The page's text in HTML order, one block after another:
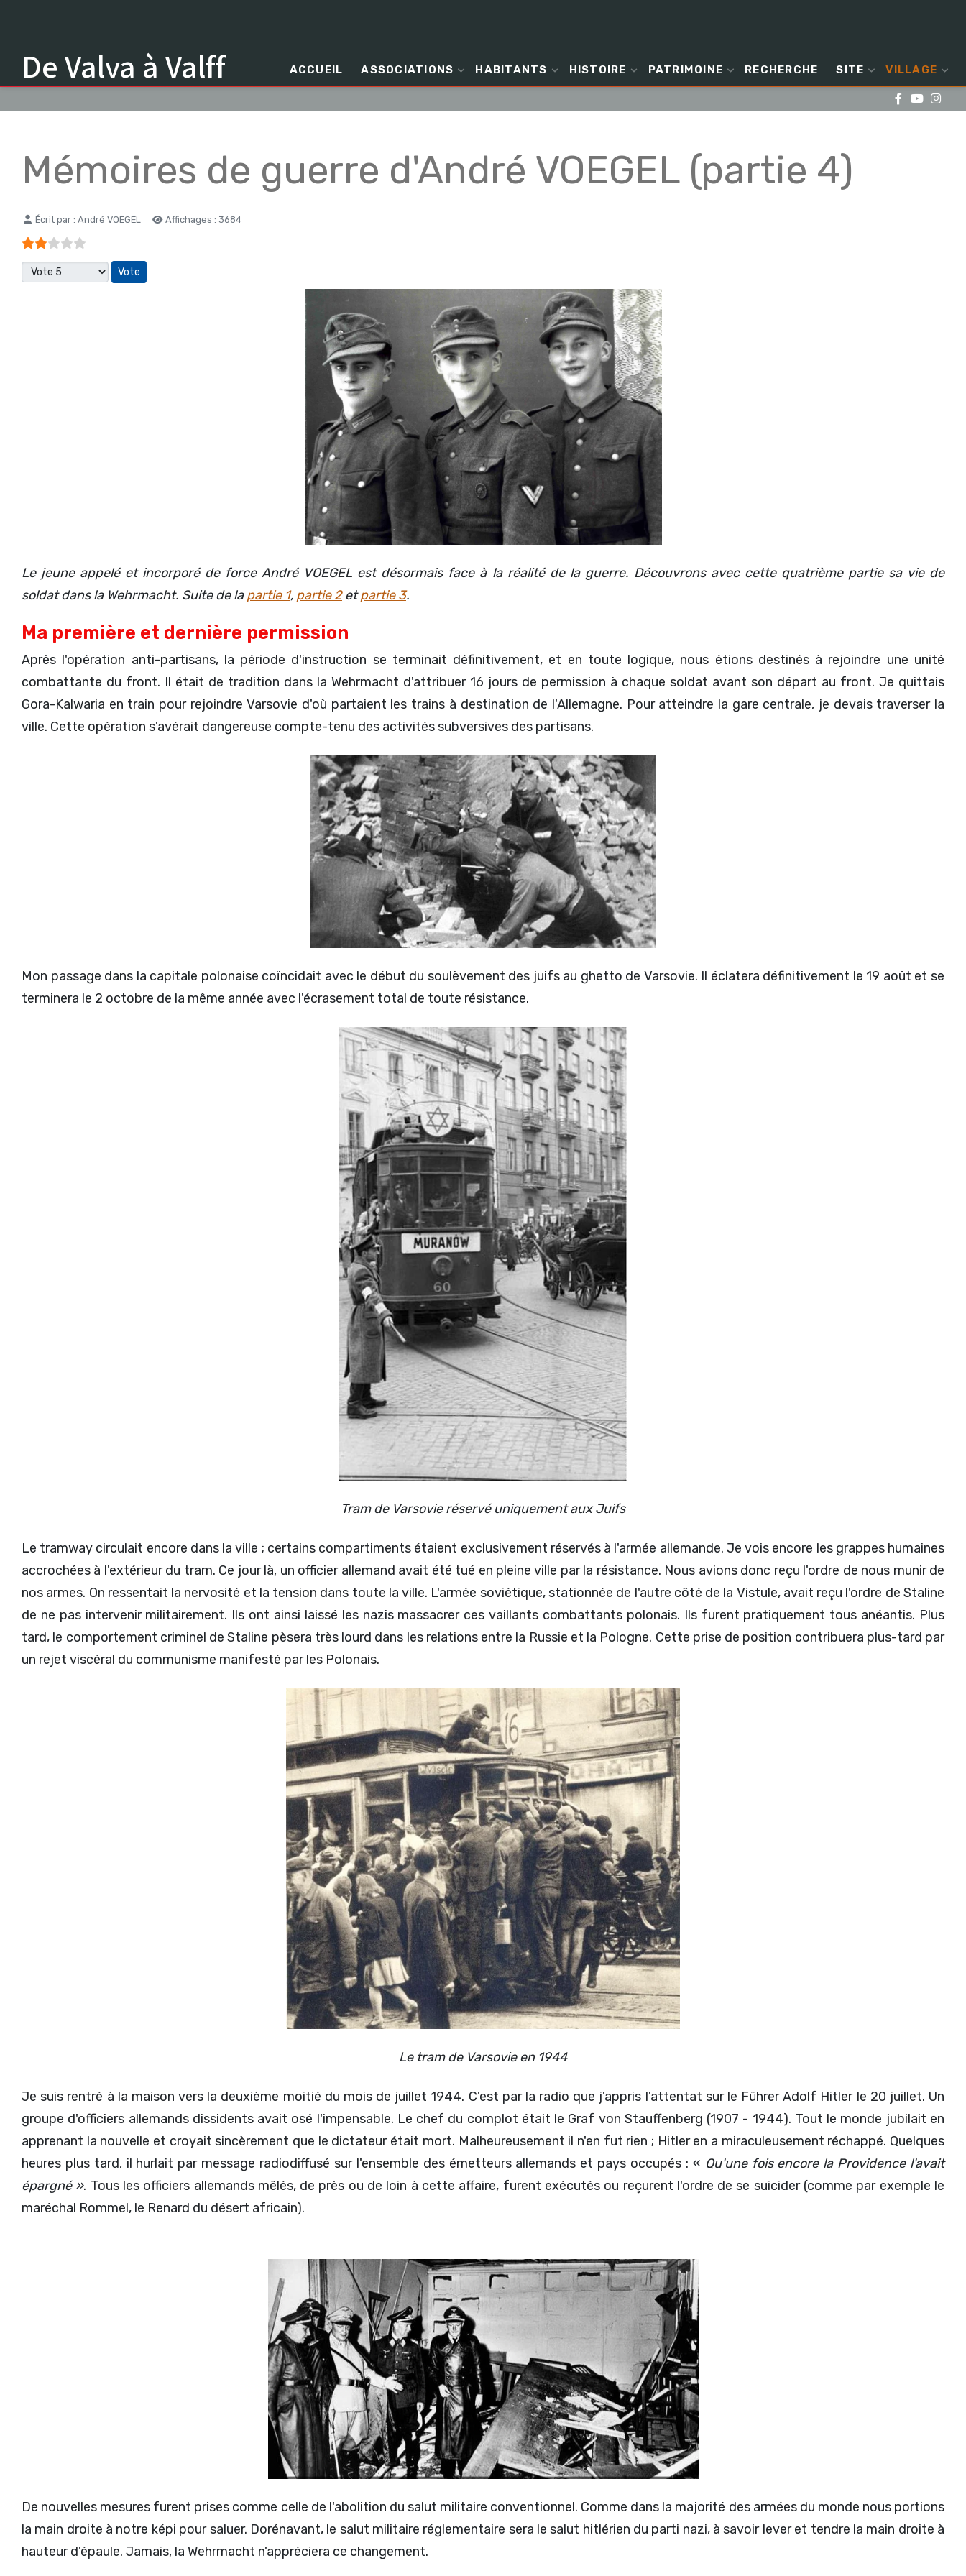
De Valva à Valff ACCUEIL ASSOCIATIONS HABITANTS HISTOIRE PATRIMOINE RECHERCHE SITE VILLAGE
Mémoires de guerre d'André VOEGEL (partie 4)
Détails
Écrit par : André VOEGEL Affichages : 3684
Vote utilisateur:
Veuillez voter
Le jeune appelé et incorporé de force André VOEGEL est désormais face à la réalité de la guerre. Découvrons avec cette quatrième partie sa vie de
soldat dans la Wehrmacht. Suite de lapartie 1, partie 2etpartie 3.
Ma première et dernière permission
Après l'opération anti-partisans, la période d'instruction se terminait définitivement, et en toute logique, nous étions destinés à rejoindre une unité
combattante du front. Il était de tradition dans la Wehrmacht d'attribuer 16 jours de permission à chaque soldat avant son départ au front. Je quittais
Gora-Kalwaria en train pour rejoindre Varsovie d'où partaient les trains à destination de l'Allemagne. Pour atteindre la gare centrale, je devais traverser la
ville. Cette opération s'avérait dangereuse compte-tenu des activités subversives des partisans.
Mon passage dans la capitale polonaise coïncidait avec le début du soulèvement des juifs au ghetto de Varsovie. Il éclatera définitivement le 19 août et se
terminera le 2 octobre de la même année avec l'écrasement total de toute résistance.
Tram de Varsovie réservé uniquement aux Juifs
Le tramway circulait encore dans la ville ; certains compartiments étaient exclusivement réservés à l'armée allemande. Je vois encore les grappes humaines
accrochées à l'extérieur du tram. Ce jour là, un officier allemand avait été tué en pleine ville par la résistance. Nous avions donc reçu l'ordre de nous munir de
nos armes. On ressentait la nervosité et la tension dans toute la ville. L'armée soviétique, stationnée de l'autre côté de la Vistule, avait reçu l'ordre de Staline
de ne pas intervenir militairement. Ils ont ainsi laissé les nazis massacrer ces vaillants combattants polonais. Ils furent pratiquement tous anéantis. Plus
tard, le comportement criminel de Staline pèsera très lourd dans les relations entre la Russie et la Pologne. Cette prise de position contribuera plus-tard par
un rejet viscéral du communisme manifesté par les Polonais.
Le tram de Varsovie en 1944
Je suis rentré à la maison vers la deuxième moitié du mois de juillet 1944. C'est par la radio que j'appris l'attentat sur le Führer Adolf Hitler le 20 juillet. Un
groupe d'officiers allemands dissidents avait osé l'impensable. Le chef du complot était le Graf von Stauffenberg (1907 - 1944). Tout le monde jubilait en
apprenant la nouvelle et croyait sincèrement que le dictateur était mort. Malheureusement il n'en fut rien ; Hitler en a miraculeusement réchappé. Quelques
heures plus tard, il hurlait par message radiodiffusé sur l'ensemble des émetteurs allemands et pays occupés : « Qu'une fois encore la Providence l'avait
épargné ». Tous les officiers allemands mêlés, de près ou de loin à cette affaire, furent exécutés ou reçurent l'ordre de se suicider (comme par exemple le
maréchal Rommel, le Renard du désert africain).
De nouvelles mesures furent prises comme celle de l'abolition du salut militaire conventionnel. Comme dans la majorité des armées du monde nous portions
la main droite à notre képi pour saluer. Dorénavant, le salut militaire réglementaire sera le salut hitlérien du parti nazi, à savoir lever et tendre la main droite à
hauteur d'épaule. Jamais, la Wehrmacht n'appréciera ce changement.